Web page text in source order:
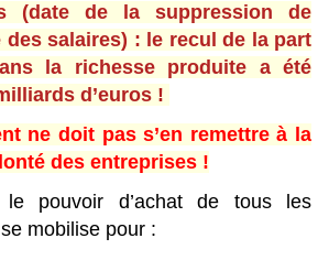
(date de la suppression de
des salaires) : le recul de la part
la richesse produite a été
d’euros !
ne doit pas s’en remettre à la
des entreprises !
le pouvoir d’achat de tous les
se mobilise pour :